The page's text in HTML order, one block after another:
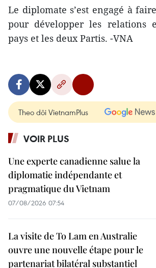
Le diplomate s’est engagé à
pour développer les relations
pays et les deux Partis. -VNA
Theo dõi VietnamPlus
VOIR PLUS
Une experte canadienne salue la
diplomatie indépendante et
pragmatique du Vietnam
07/08/2026 07:54
La visite de To Lam en Australie
ouvre une nouvelle étape pour le
partenariat bilatéral substantiel